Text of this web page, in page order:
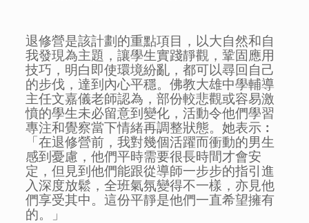
退修營是該計劃的重點項目，以大自然和自
我發現為主題，讓學生實踐靜觀，鞏固應用
技巧，明白即使環境紛亂，都可以尋回自己
的步伐，達到內心平穩。佛教大雄中學輔導
主任文嘉儀老師認為，部份較悲觀或容易激
憤的學生未必留意到變化，活動令他們學習
專注和覺察當下情緒再調整狀態。她表示︰
「在退修營前，我對幾個活躍而衝動的男生
感到憂慮，他們平時需要很長時間才會安
定，但見到他們能跟從導師一步步的指引進
入深度放鬆，全班氣氛變得不一樣，亦見他
們享受其中。這份平靜是他們一直希望擁有
的。」